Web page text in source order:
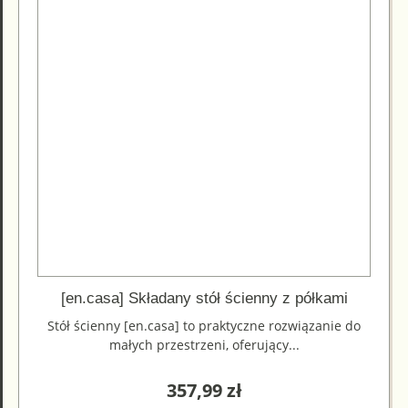
[en.casa] Składany stół ścienny z półkami
Stół ścienny [en.casa] to praktyczne rozwiązanie do
małych przestrzeni, oferujący...
357,99zł